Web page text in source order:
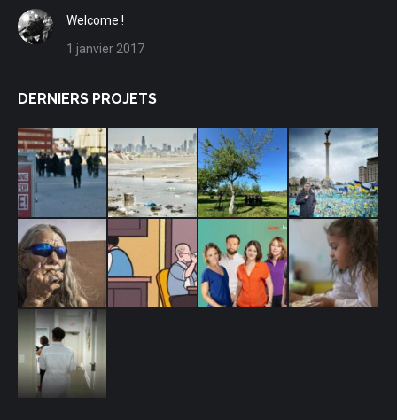
Welcome !
1 janvier 2017
DERNIERS PROJETS